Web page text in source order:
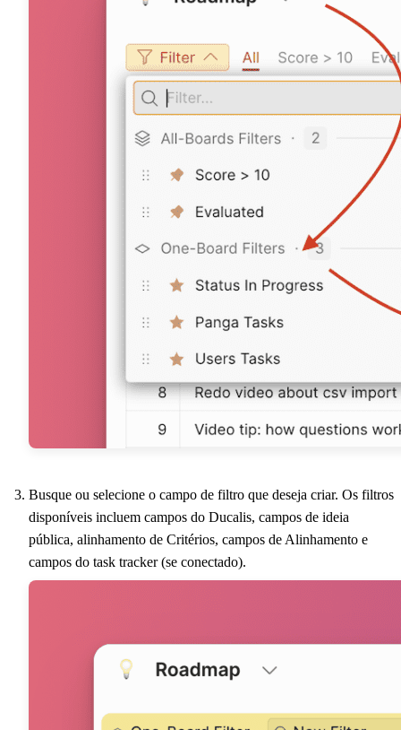
Busque ou selecione o campo de filtro que deseja criar. Os filtros
disponíveis incluem campos do Ducalis, campos de ideia
pública, alinhamento de Critérios, campos de Alinhamento e
campos do task tracker (se conectado).